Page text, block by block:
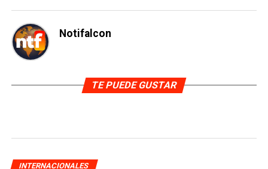
Notifalcon
TE PUEDE GUSTAR
INTERNACIONALES